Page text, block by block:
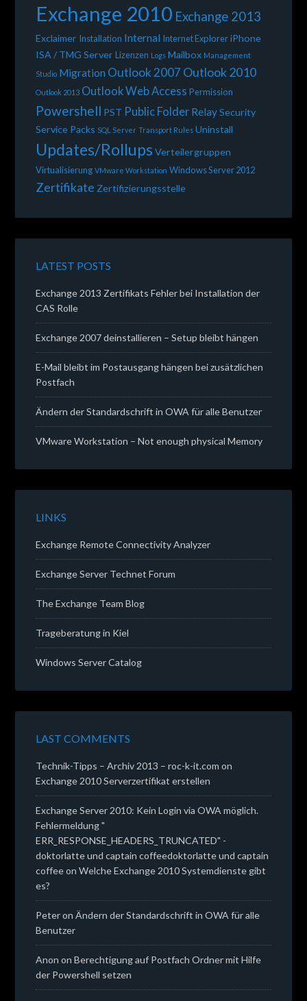
Exchange 2010 Exchange 2013
Exclaimer Installation Internal Internet Explorer iPhone
ISA / TMG Server Lizenzen Logs Mailbox Management
Studio Migration Outlook 2007 Outlook 2010
Outlook 2013 Outlook Web Access Permission
Powershell PST Public Folder RelaySecurity
Service Packs SQL Server Transport Rules Uninstall
Updates/Rollups Verteilergruppen
Virtualisierung VMware Workstation Windows Server 2012
Zertifikate Zertifizierungsstelle
LATEST POSTS
Exchange 2013 Zertifikats Fehler bei Installation der
CAS Rolle
Exchange 2007 deinstallieren – Setup bleibt hängen
E-Mail bleibt im Postausgang hängen bei zusätzlichen
Postfach
Ändern der Standardschrift in OWA für alle Benutzer
VMware Workstation – Not enough physical Memory
LINKS
Exchange Remote Connectivity Analyzer
Exchange Server Technet Forum
The Exchange Team Blog
Trageberatung in Kiel
Windows Server Catalog
LAST COMMENTS
Technik-Tipps – Archiv 2013 – roc-k-it.com on
Exchange 2010 Serverzertifikat erstellen
Exchange Server 2010: Kein Login via OWA möglich.
Fehlermeldung "
ERR_RESPONSE_HEADERS_TRUNCATED" -
doktorlatte und captain coffeedoktorlatte und captain
coffeeonWelche Exchange 2010 Systemdienste gibt
es?
PeteronÄndern der Standardschrift in OWA für alle
Benutzer
Anon onBerechtigung auf Postfach Ordner mit Hilfe
der Powershell setzen